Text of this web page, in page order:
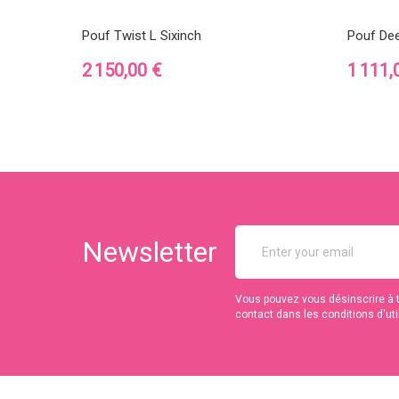
Pouf Twist L Sixinch
Prix
2 150,00 €
Pouf
Prix
1
Newsletter
Vous pouvez vous désinscrire
contact dans les conditions